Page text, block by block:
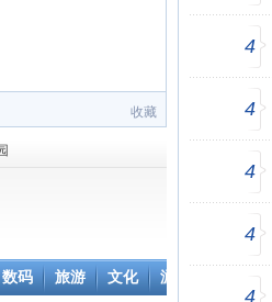
收藏
4
4
4
4
4